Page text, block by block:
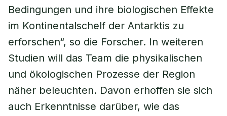
Bedingungen und ihre biologischen Effekte
im Kontinentalschelf der Antarktis zu
erforschen“, so die Forscher. In weiteren
Studien will das Team die physikalischen
und ökologischen Prozesse der Region
näher beleuchten. Davon erhoffen sie sich
auch Erkenntnisse darüber, wie das